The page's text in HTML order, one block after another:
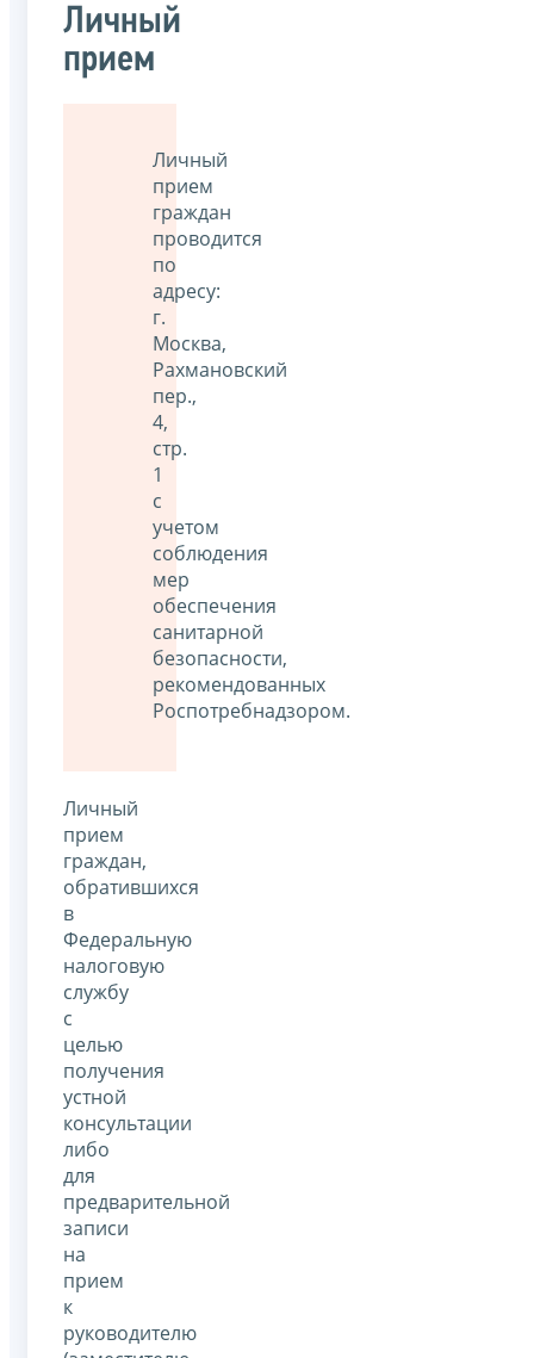
Личный
прием
Личный
прием
граждан
проводится
по
адресу:
г.
Москва,
Рахмановский
пер.,
4,
стр.
1
с
учетом
соблюдения
мер
обеспечения
санитарной
безопасности,
рекомендованных
Роспотребнадзором.
Личный
прием
граждан,
обратившихся
в
Федеральную
налоговую
службу
с
целью
получения
устной
консультации
либо
для
предварительной
записи
на
прием
к
руководителю